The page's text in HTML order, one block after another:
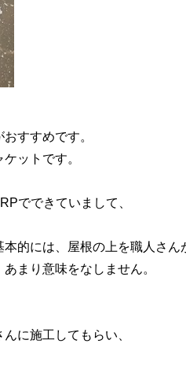
すすめです。
トです。
でできていまして、
的には、屋根の上を職人さん
まり意味をなしません。
に施工してもらい、